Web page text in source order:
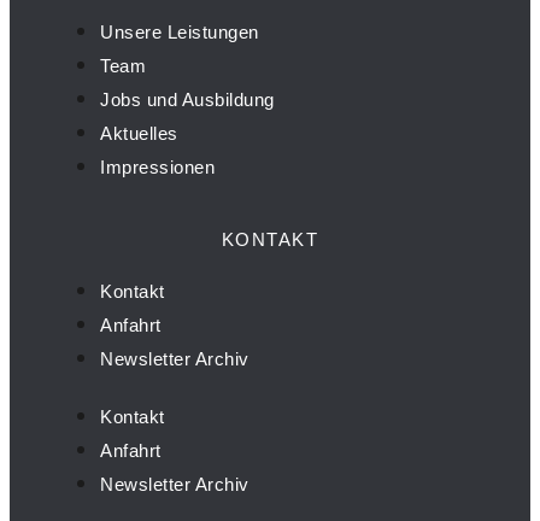
Unsere Leistungen
Team
Jobs und Ausbildung
Aktuelles
Impressionen
KONTAKT
Kontakt
Anfahrt
Newsletter Archiv
Kontakt
Anfahrt
Newsletter Archiv